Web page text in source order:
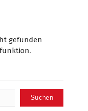
gefunden